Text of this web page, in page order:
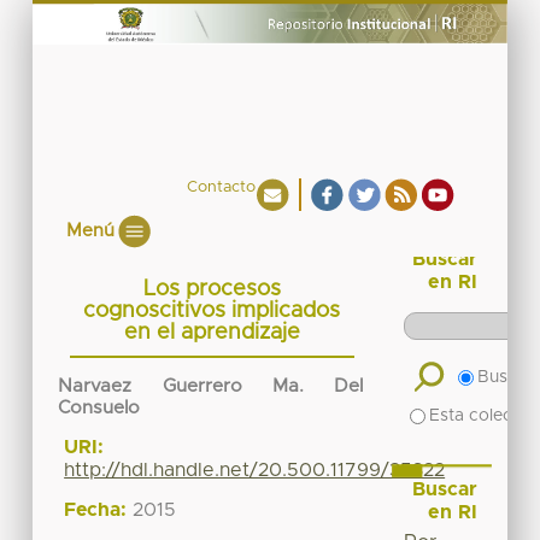
Contacto
Menú
Los procesos
cognoscitivos implicados
en el aprendizaje
Narvaez Guerrero Ma. Del
Consuelo
URI:
http://hdl.handle.net/20.500.11799/35322
Fecha: 2015
Buscar
en RI
Buscar
Esta
Buscar
en RI